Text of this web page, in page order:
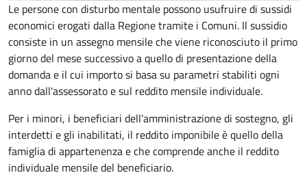
Le persone con disturbo mentale possono usufruire di sussidi
economici erogati dalla Regione tramite i Comuni. Il sussidio
consiste in un assegno mensile che viene riconosciuto il primo
giorno del mese successivo a quello di presentazione della
domanda e il cui importo si basa su parametri stabiliti ogni
anno dall'assessorato e sul reddito mensile individuale.
Per i minori, i beneficiari dell'amministrazione di sostegno, gli
interdetti e gli inabilitati, il reddito imponibile è quello della
famiglia di appartenenza e che comprende anche il reddito
individuale mensile del beneficiario.